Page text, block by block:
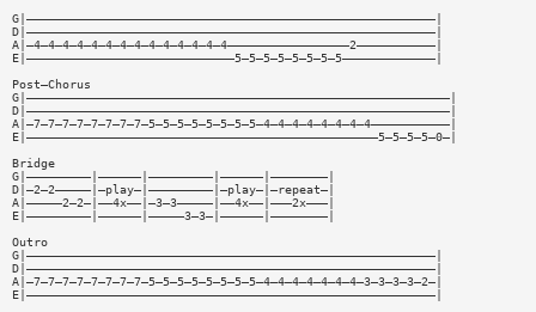
G|—————————————————————————————————————————————————————————|
D|—————————————————————————————————————————————————————————|
A|—4—4—4—4—4—4—4—4—4—4—4—4—4—4—————————————————2———————————|
E|—————————————————————————————5—5—5—5—5—5—5—5—————————————|
Post—Chorus
G|———————————————————————————————————————————————————————————|
D|———————————————————————————————————————————————————————————|
A|—7—7—7—7—7—7—7—7—5—5—5—5—5—5—5—5—4—4—4—4—4—4—4—4———————————|
E|—————————————————————————————————————————————————5—5—5—5—0—|
Bridge
G|—————————|——————|—————————|——————|————————|
D|—2—2—————|—play—|—————————|—play—|—repeat—|
A|—————2—2—|——4x——|—3—3—————|——4x——|———2x———|
E|—————————|——————|—————3—3—|——————|————————|
Outro
G|—————————————————————————————————————————————————————————|
D|—————————————————————————————————————————————————————————|
A|—7—7—7—7—7—7—7—7—5—5—5—5—5—5—5—5—4—4—4—4—4—4—4—3—3—3—3—2—|
E|—————————————————————————————————————————————————————————|